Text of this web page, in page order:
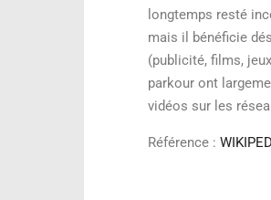
longtemps resté
mais il bénéficie
(publicité, films,
parkour ont
vidéos sur les
Référence :